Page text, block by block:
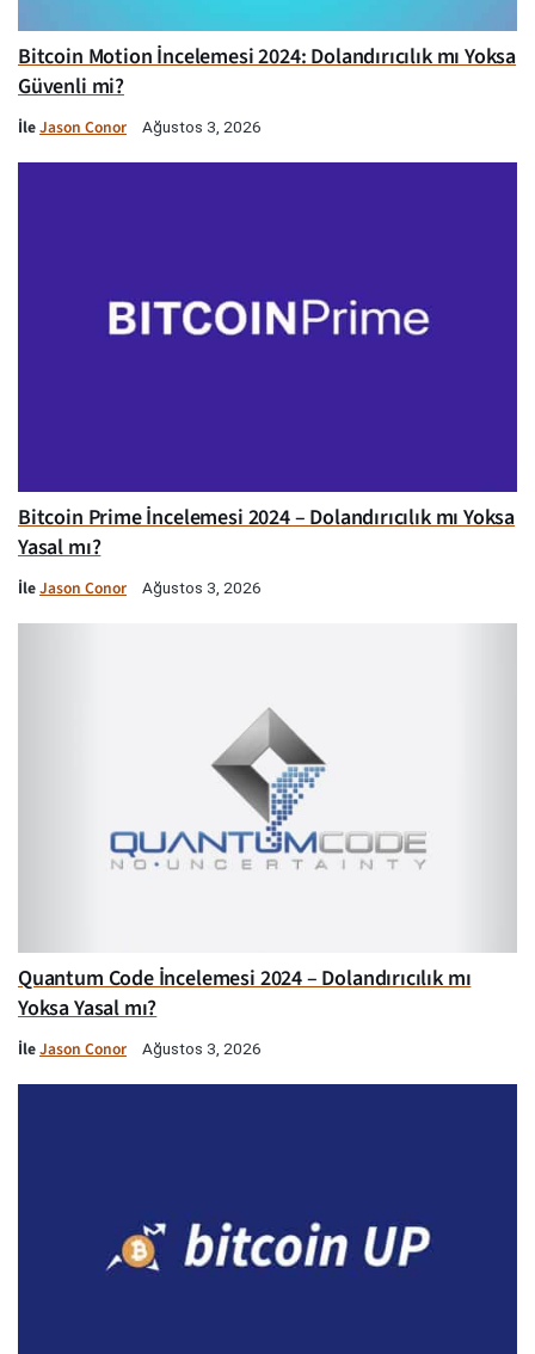
Bitcoin Motion İncelemesi 2024: Dolandırıcılık mı Yoksa
Güvenli mi?
İleJason Conor Ağustos 3, 2026
Bitcoin Prime İncelemesi 2024 – Dolandırıcılık mı Yoksa
Yasal mı?
İleJason Conor Ağustos 3, 2026
Quantum Code İncelemesi 2024 – Dolandırıcılık mı
Yoksa Yasal mı?
İleJason Conor Ağustos 3, 2026